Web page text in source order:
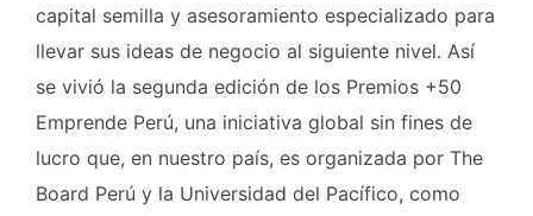
capital semilla y asesoramiento especializado para
llevar sus ideas de negocio al siguiente nivel. Así
se vivió la segunda edición de los Premios +50
Emprende Perú, una iniciativa global sin fines de
lucro que, en nuestro país, es organizada por The
Board Perú y la Universidad del Pacífico, como